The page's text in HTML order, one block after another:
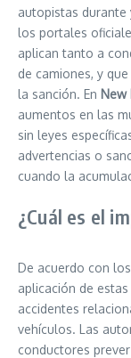
autopistas durante
los portales
aplican tanto a
de camiones, y
la sanción. En New
aumentos en las
sin leyes
advertencias o
cuando la
¿Cuál es el
De acuerdo con
aplicación de
accidentes
vehículos. Las
conductores